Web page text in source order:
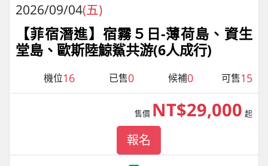
2026/09/04(五)
【菲宿潛進】宿霧５日-薄荷島、資生
堂島、歐斯陸鯨鯊共游(6人成行)
機位16 已售0 候補0 可售15
售價 NT$29,000 起
報名